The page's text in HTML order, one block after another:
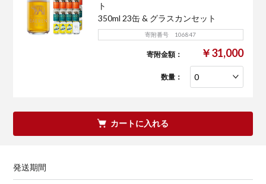
ト
350ml 23缶 & グラスカンセット
寄附番号 106847
寄附金額： ￥31,000
数量：
カートに入れる
発送期間